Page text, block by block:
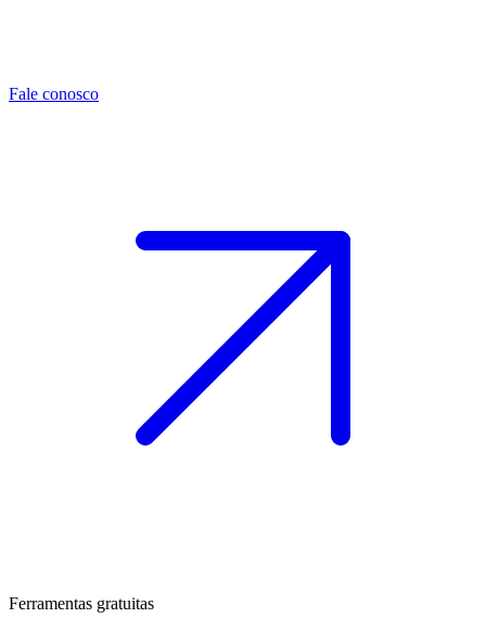
Fale conosco
Ferramentas gratuitas